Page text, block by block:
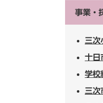
事業・
三次
十日
学校
三次